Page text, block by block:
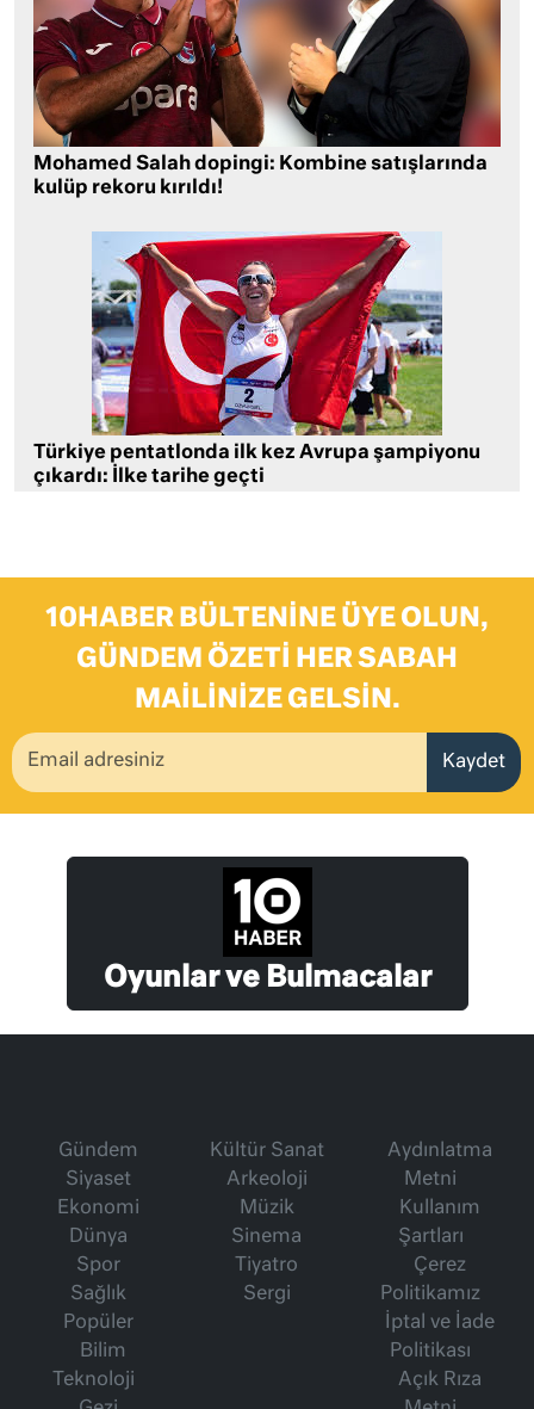
Mohamed Salah dopingi: Kombine satışlarında
kulüp rekoru kırıldı!
Türkiye pentatlonda ilk kez Avrupa şampiyonu
çıkardı: İlke tarihe geçti
10HABER BÜLTENINE ÜYE OLUN,
GÜNDEM ÖZETI HER SABAH
MAILINIZE GELSIN.
Kaydet
Oyunlar ve Bulmacalar
Gündem
Siyaset
Ekonomi
Dünya
Spor
Sağlık
Popüler
Bilim
Teknoloji
Kültür Sanat
Arkeoloji
Müzik
Sinema
Tiyatro
Sergi
Aydınlatma
Metni
Kullanım
Şartları
Çerez
Politikamız
İptal ve İade
Politikası
Açık Rıza